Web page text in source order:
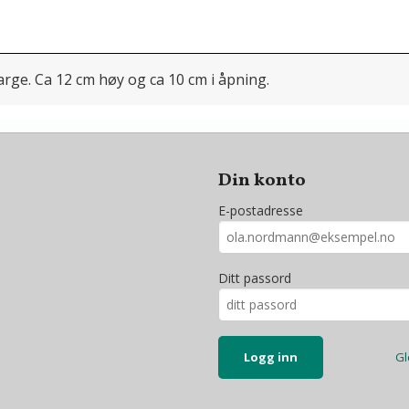
Ca 12 cm høy og ca 10 cm i åpning.
Din konto
E-postadresse
Ditt passord